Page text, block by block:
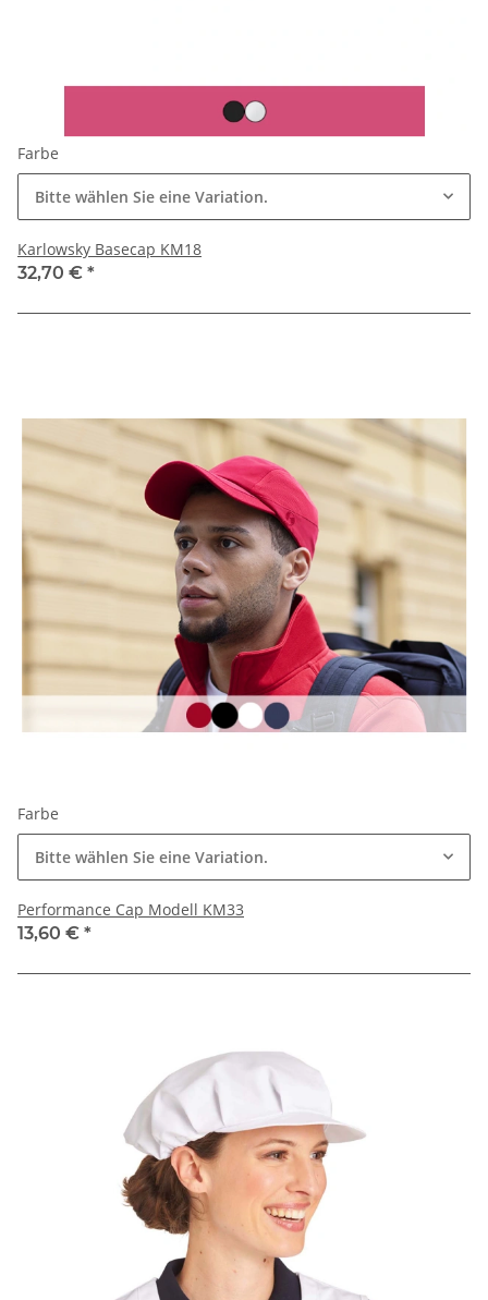
Farbe
Bitte wählen Sie eine Variation.
Karlowsky Basecap KM18
32,70 € *
Farbe
Bitte wählen Sie eine Variation.
Performance Cap Modell KM33
13,60 € *